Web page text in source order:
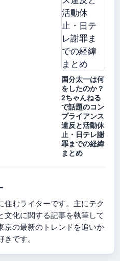
国分太一は何
をしたのか？
2ちゃんねる
で話題のコン
プライアンス
違反と活動休
止・日テレ謝
罪までの経緯
まとめ
住むライターです。主にテク
文化に関する記事を執筆して
京の最新のトレンドを追いか
きです。